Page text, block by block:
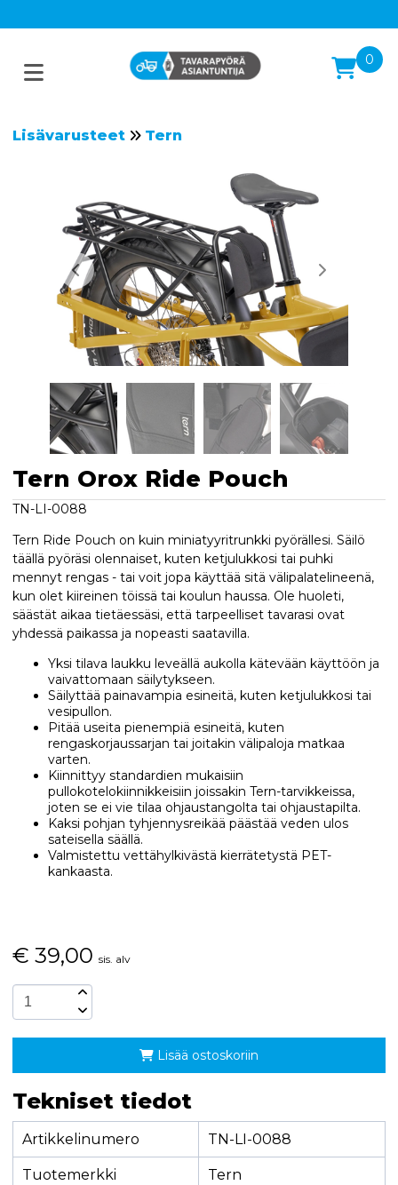
0
Lisävarusteet Tern
Tern Orox Ride Pouch
TN-LI-0088
Tern Ride Pouch on kuin miniatyyritrunkki pyörällesi. Säilö
täällä pyöräsi olennaiset, kuten ketjulukkosi tai puhki
mennyt rengas - tai voit jopa käyttää sitä välipalatelineenä,
kun olet kiireinen töissä tai koulun haussa. Ole huoleti,
säästät aikaa tietäessäsi, että tarpeelliset tavarasi ovat
yhdessä paikassa ja nopeasti saatavilla.
Yksi tilava laukku leveällä aukolla kätevään käyttöön ja
vaivattomaan säilytykseen.
Säilyttää painavampia esineitä, kuten ketjulukkosi tai
vesipullon.
Pitää useita pienempiä esineitä, kuten
rengaskorjaussarjan tai joitakin välipaloja matkaa
varten.
Kiinnittyy standardien mukaisiin
pullokotelokiinnikkeisiin joissakin Tern-tarvikkeissa,
joten se ei vie tilaa ohjaustangolta tai ohjaustapilta.
Kaksi pohjan tyhjennysreikää päästää veden ulos
sateisella säällä.
Valmistettu vettähylkivästä kierrätetystä PET-
kankaasta.
€ 39,00 sis. alv
Lisää ostoskoriin
Tekniset tiedot
Artikkelinumero TN-LI-0088
Tuotemerkki Tern